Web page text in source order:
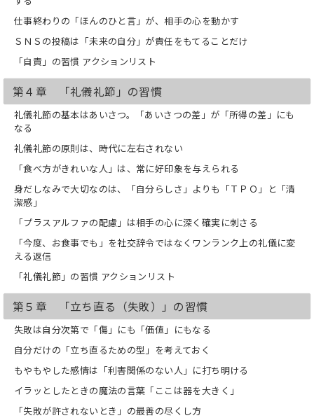
仕事終わりの「ほんのひと言」が、相手の心を動かす
ＳＮＳの投稿は「未来の自分」が責任をもてることだけ
「自責」の習慣 アクションリスト
第４章 「礼儀礼節」の習慣
礼儀礼節の基本はあいさつ。「あいさつの差」が「所得の差」にも
なる
礼儀礼節の原則は、時代に左右されない
「食べ方がきれいな人」は、常に好印象を与えられる
身だしなみで大切なのは、「自分らしさ」よりも「ＴＰＯ」と「清
潔感」
「プラスアルファの配慮」は相手の心に深く確実に刺さる
「今度、お食事でも」を社交辞令ではなくワンランク上の礼儀に変
える返信
「礼儀礼節」の習慣 アクションリスト
第５章 「立ち直る（失敗）」の習慣
失敗は自分次第で「傷」にも「価値」にもなる
自分だけの「立ち直るための型」を考えておく
もやもやした感情は「利害関係のない人」に打ち明ける
イラッとしたときの魔法の言葉「ここは器を大きく」
「失敗が許されないとき」の最善の尽くし方